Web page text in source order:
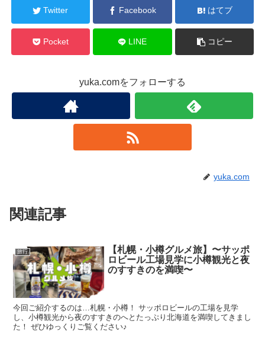
Twitter Facebook はてブ
Pocket LINE コピー
yuka.comをフォローする
yuka.com
関連記事
旅行
【札幌・小樽グルメ旅】〜サッポ
ロビール工場見学に小樽観光と夜
のすすきのを満喫〜
今回ご紹介するのは…札幌・小樽！ サッポロビールの工場を見学
し、小樽観光から夜のすすきのへとたっぷり北海道を満喫してきまし
た！ ぜひゆっくりご覧ください♪